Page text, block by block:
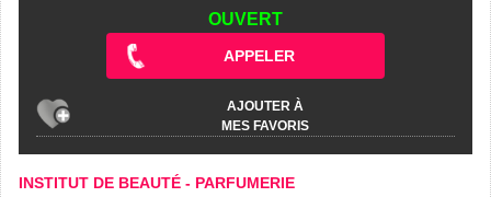
OUVERT
APPELER
AJOUTER À
MES FAVORIS
INSTITUT DE BEAUTÉ - PARFUMERIE